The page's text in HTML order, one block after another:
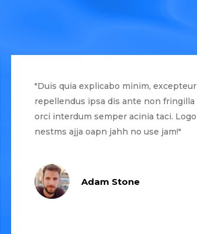
"Duis quia explicabo minim, excepteur
repellendus ipsa dis ante non fringilla
orci interdum semper acinia taci. Logo
nestms ajja oapn jahh no use jam!"
Adam Stone